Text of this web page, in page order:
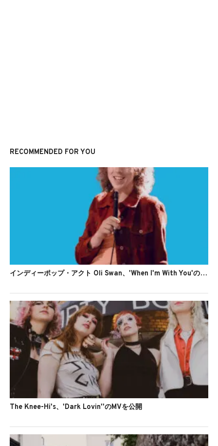
RECOMMENDED FOR YOU
インディーポップ・アクト Oli Swan、'When I'm With You'のMVを公開
The Knee-Hi's、'Dark Lovin''のMVを公開